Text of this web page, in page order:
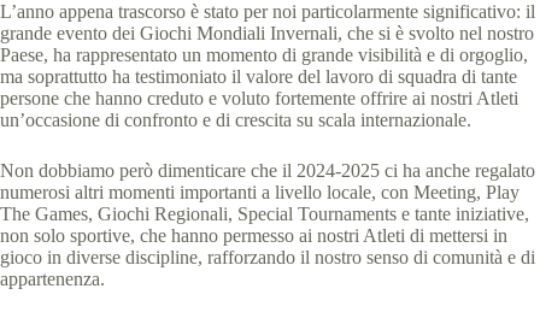
L’anno appena trascorso è stato per noi particolarmente significativo: il
grande evento dei Giochi Mondiali Invernali, che si è svolto nel nostro
Paese, ha rappresentato un momento di grande visibilità e di orgoglio,
ma soprattutto ha testimoniato il valore del lavoro di squadra di tante
persone che hanno creduto e voluto fortemente offrire ai nostri Atleti
un’occasione di confronto e di crescita su scala internazionale.
Non dobbiamo però dimenticare che il 2024-2025 ci ha anche regalato
numerosi altri momenti importanti a livello locale, con Meeting, Play
The Games, Giochi Regionali, Special Tournaments e tante iniziative,
non solo sportive, che hanno permesso ai nostri Atleti di mettersi in
gioco in diverse discipline, rafforzando il nostro senso di comunità e di
appartenenza.